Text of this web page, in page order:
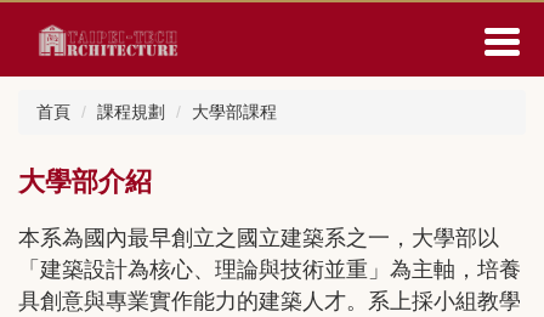
首頁 課程規劃 大學部課程
大學部介紹
本系為國內最早創立之國立建築系之一，大學部以
「建築設計為核心、理論與技術並重」為主軸，培養
具創意與專業實作能力的建築人才。系上採小組教學